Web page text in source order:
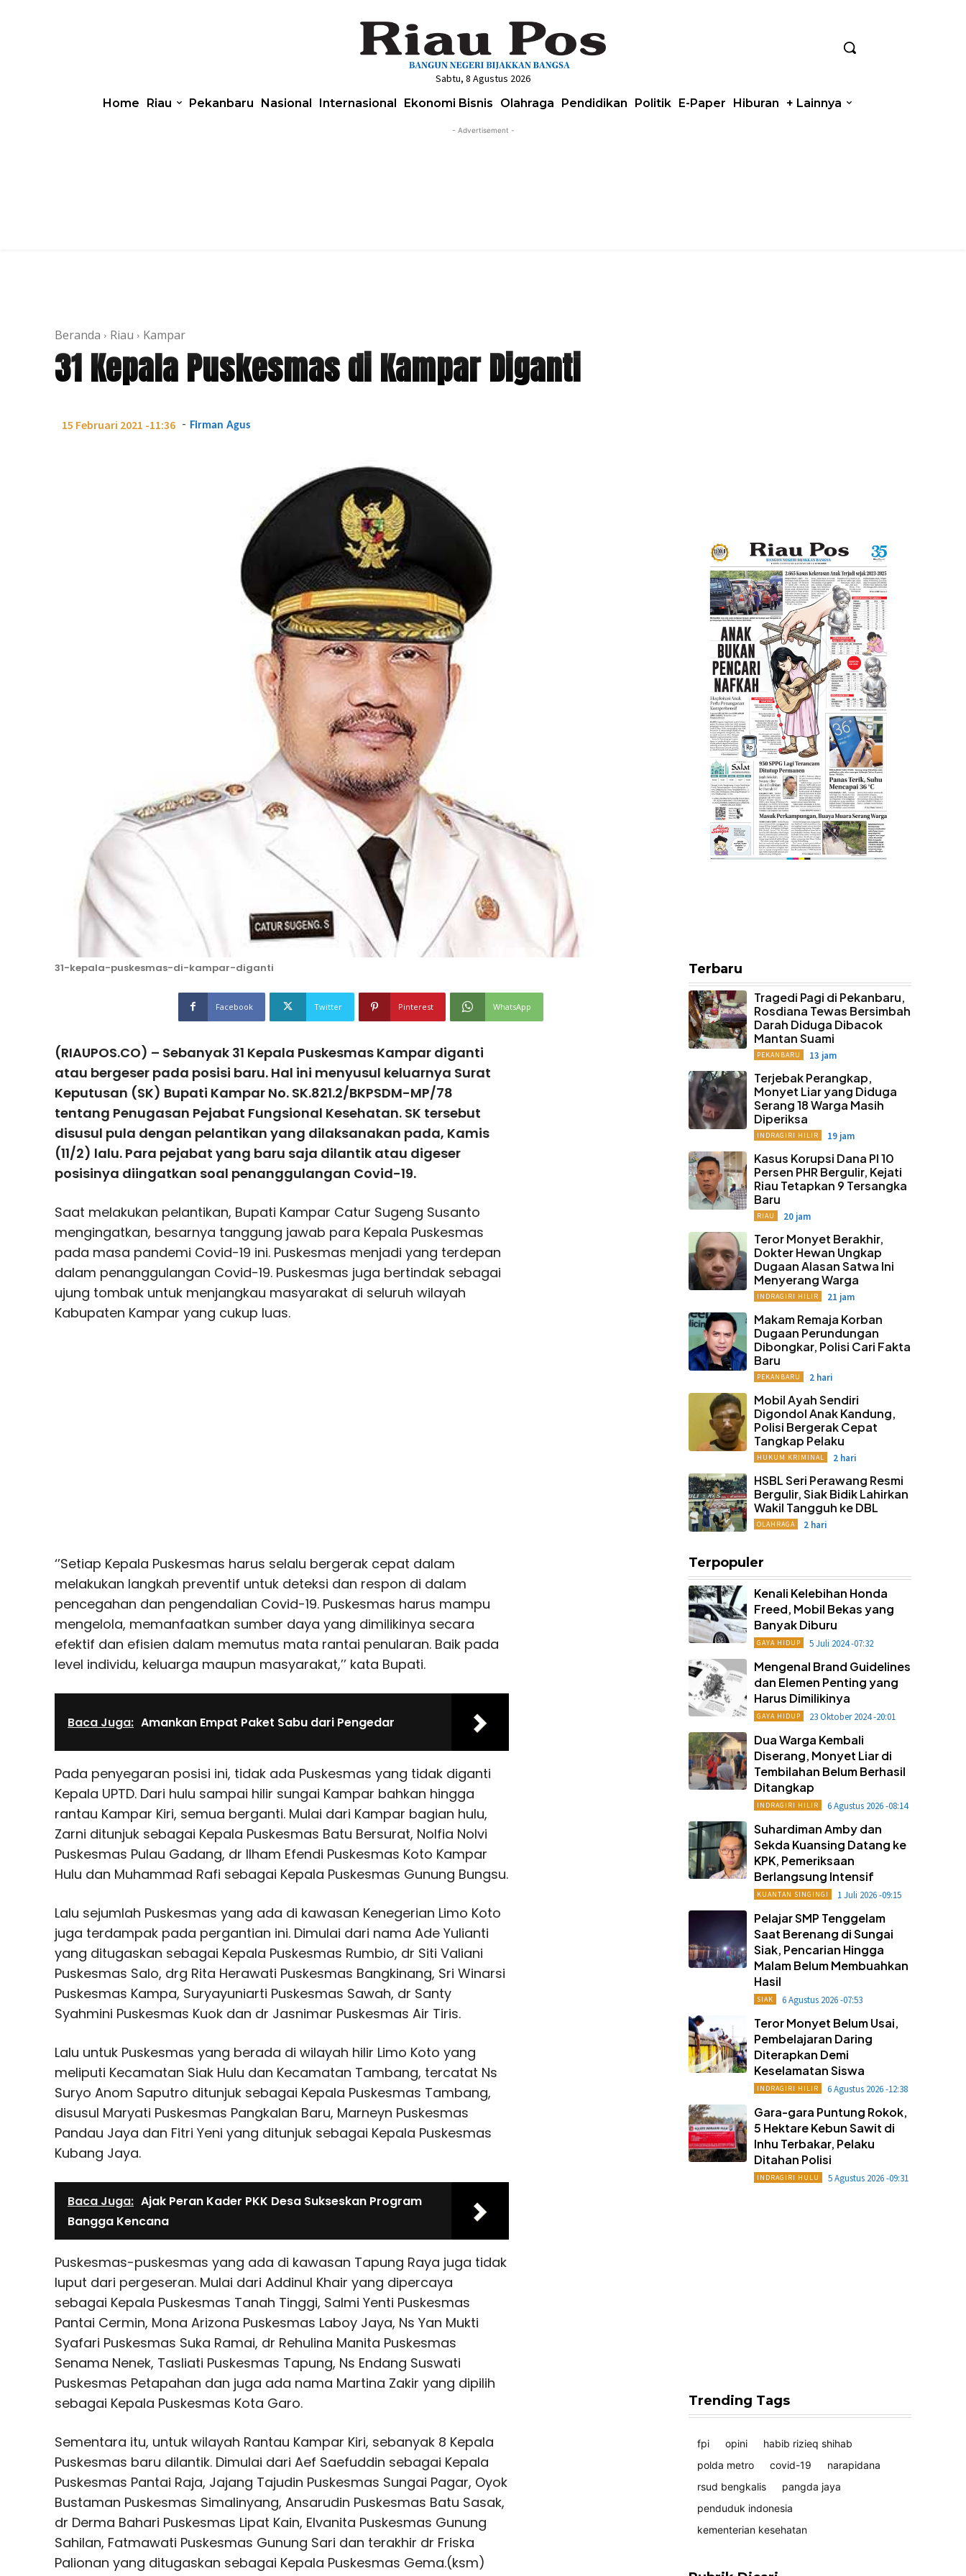
Sabtu, 8 Agustus 2026
Home Riau Pekanbaru Nasional Internasional Ekonomi Bisnis Olahraga Pendidikan Politik E-Paper Hiburan + Lainnya
- Advertisement -
Beranda Riau Kampar
31 Kepala Puskesmas di Kampar Diganti
15 Februari 2021 -11:36 - Firman Agus
31-kepala-puskesmas-di-kampar-diganti
Facebook Twitter Pinterest WhatsApp
(RIAUPOS.CO) – Sebanyak 31 Kepala Puskesmas Kampar diganti
atau bergeser pada posisi baru. Hal ini menyusul keluarnya Surat
Keputusan (SK) Bupati Kampar No. SK.821.2/BKPSDM-MP/78
tentang Penugasan Pejabat Fungsional Kesehatan. SK tersebut
disusul pula dengan pelantikan yang dilaksanakan pada, Kamis
(11/2) lalu. Para pejabat yang baru saja dilantik atau digeser
posisinya diingatkan soal penanggulangan Covid-19.
Saat melakukan pelantikan, Bupati Kampar Catur Sugeng Susanto
mengingatkan, besarnya tanggung jawab para Kepala Puskesmas
pada masa pandemi Covid-19 ini. Puskesmas menjadi yang terdepan
dalam penanggulangan Covid-19. Puskesmas juga bertindak sebagai
ujung tombak untuk menjangkau masyarakat di seluruh wilayah
Kabupaten Kampar yang cukup luas.
‘’Setiap Kepala Puskesmas harus selalu bergerak cepat dalam
melakukan langkah preventif untuk deteksi dan respon di dalam
pencegahan dan pengendalian Covid-19. Puskesmas harus mampu
mengelola, memanfaatkan sumber daya yang dimilikinya secara
efektif dan efisien dalam memutus mata rantai penularan. Baik pada
level individu, keluarga maupun masyarakat,’’ kata Bupati.
Baca Juga: Amankan Empat Paket Sabu dari Pengedar
Pada penyegaran posisi ini, tidak ada Puskesmas yang tidak diganti
Kepala UPTD. Dari hulu sampai hilir sungai Kampar bahkan hingga
rantau Kampar Kiri, semua berganti. Mulai dari Kampar bagian hulu,
Zarni ditunjuk sebagai Kepala Puskesmas Batu Bersurat, Nolfia Nolvi
Puskesmas Pulau Gadang, dr Ilham Efendi Puskesmas Koto Kampar
Hulu dan Muhammad Rafi sebagai Kepala Puskesmas Gunung Bungsu.
Lalu sejumlah Puskesmas yang ada di kawasan Kenegerian Limo Koto
juga terdampak pada pergantian ini. Dimulai dari nama Ade Yulianti
yang ditugaskan sebagai Kepala Puskesmas Rumbio, dr Siti Valiani
Puskesmas Salo, drg Rita Herawati Puskesmas Bangkinang, Sri Winarsi
Puskesmas Kampa, Suryayuniarti Puskesmas Sawah, dr Santy
Syahmini Puskesmas Kuok dan dr Jasnimar Puskesmas Air Tiris.
Lalu untuk Puskesmas yang berada di wilayah hilir Limo Koto yang
meliputi Kecamatan Siak Hulu dan Kecamatan Tambang, tercatat Ns
Suryo Anom Saputro ditunjuk sebagai Kepala Puskesmas Tambang,
disusul Maryati Puskesmas Pangkalan Baru, Marneyn Puskesmas
Pandau Jaya dan Fitri Yeni yang ditunjuk sebagai Kepala Puskesmas
Kubang Jaya.
Baca Juga: Ajak Peran Kader PKK Desa Sukseskan Program
Bangga Kencana
Puskesmas-puskesmas yang ada di kawasan Tapung Raya juga tidak
luput dari pergeseran. Mulai dari Addinul Khair yang dipercaya
sebagai Kepala Puskesmas Tanah Tinggi, Salmi Yenti Puskesmas
Pantai Cermin, Mona Arizona Puskesmas Laboy Jaya, Ns Yan Mukti
Syafari Puskesmas Suka Ramai, dr Rehulina Manita Puskesmas
Senama Nenek, Tasliati Puskesmas Tapung, Ns Endang Suswati
Puskesmas Petapahan dan juga ada nama Martina Zakir yang dipilih
sebagai Kepala Puskesmas Kota Garo.
Sementara itu, untuk wilayah Rantau Kampar Kiri, sebanyak 8 Kepala
Puskesmas baru dilantik. Dimulai dari Aef Saefuddin sebagai Kepala
Puskesmas Pantai Raja, Jajang Tajudin Puskesmas Sungai Pagar, Oyok
Bustaman Puskesmas Simalinyang, Ansarudin Puskesmas Batu Sasak,
dr Derma Bahari Puskesmas Lipat Kain, Elvanita Puskesmas Gunung
Sahilan, Fatmawati Puskesmas Gunung Sari dan terakhir dr Friska
Palionan yang ditugaskan sebagai Kepala Puskesmas Gema.(ksm)
Terbaru
Tragedi Pagi di Pekanbaru,
Rosdiana Tewas Bersimbah
Darah Diduga Dibacok
Mantan Suami
PEKANBARU 13 jam
Terjebak Perangkap,
Monyet Liar yang Diduga
Serang 18 Warga Masih
Diperiksa
INDRAGIRI HILIR 19 jam
Kasus Korupsi Dana PI 10
Persen PHR Bergulir, Kejati
Riau Tetapkan 9 Tersangka
Baru
RIAU 20 jam
Teror Monyet Berakhir,
Dokter Hewan Ungkap
Dugaan Alasan Satwa Ini
Menyerang Warga
INDRAGIRI HILIR 21 jam
Makam Remaja Korban
Dugaan Perundungan
Dibongkar, Polisi Cari Fakta
Baru
PEKANBARU 2 hari
Mobil Ayah Sendiri
Digondol Anak Kandung,
Polisi Bergerak Cepat
Tangkap Pelaku
HUKUM KRIMINAL 2 hari
HSBL Seri Perawang Resmi
Bergulir, Siak Bidik Lahirkan
Wakil Tangguh ke DBL
OLAHRAGA 2 hari
Terpopuler
Kenali Kelebihan Honda
Freed, Mobil Bekas yang
Banyak Diburu
GAYA HIDUP 5 Juli 2024 -07:32
Mengenal Brand Guidelines
dan Elemen Penting yang
Harus Dimilikinya
GAYA HIDUP 23 Oktober 2024 -20:01
Dua Warga Kembali
Diserang, Monyet Liar di
Tembilahan Belum Berhasil
Ditangkap
INDRAGIRI HILIR 6 Agustus 2026 -08:14
Suhardiman Amby dan
Sekda Kuansing Datang ke
KPK, Pemeriksaan
Berlangsung Intensif
KUANTAN SINGINGI 1 Juli 2026 -09:15
Pelajar SMP Tenggelam
Saat Berenang di Sungai
Siak, Pencarian Hingga
Malam Belum Membuahkan
Hasil
SIAK 6 Agustus 2026 -07:53
Teror Monyet Belum Usai,
Pembelajaran Daring
Diterapkan Demi
Keselamatan Siswa
INDRAGIRI HILIR 6 Agustus 2026 -12:38
Gara-gara Puntung Rokok,
5 Hektare Kebun Sawit di
Inhu Terbakar, Pelaku
Ditahan Polisi
INDRAGIRI HULU 5 Agustus 2026 -09:31
Trending Tags
fpi opini
habib rizieq shihab
polda metro
covid-19
narapidana
rsud bengkalis
pangda jaya
penduduk indonesia
kementerian kesehatan